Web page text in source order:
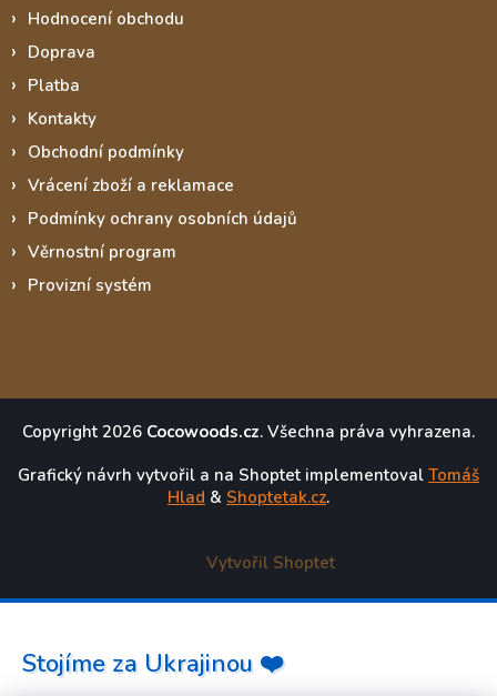
Hodnocení obchodu
Doprava
Platba
Kontakty
Obchodní podmínky
Vrácení zboží a reklamace
Podmínky ochrany osobních údajů
Věrnostní program
Provizní systém
Copyright 2026 Cocowoods.cz. Všechna práva vyhrazena.
Grafický návrh vytvořil a na Shoptet implementoval Tomáš
Hlad & Shoptetak.cz.
Vytvořil Shoptet
Stojíme za Ukrajinou ❤️